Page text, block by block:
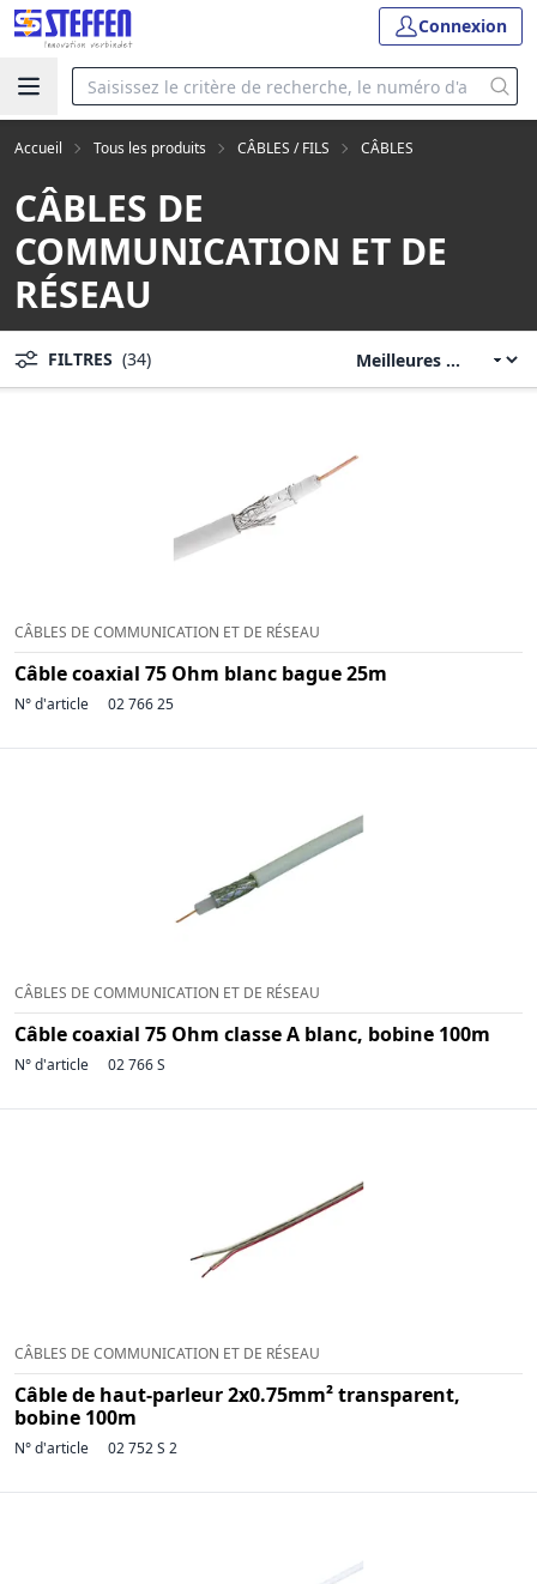
Connexion
Accueil Tous les produits CÂBLES / FILS CÂBLES
CÂBLES DE
COMMUNICATION ET DE
RÉSEAU
FILTRES (34)
CÂBLES DE COMMUNICATION ET DE RÉSEAU
Câble coaxial 75 Ohm blanc bague 25m
N° d'article 02 766 25
CÂBLES DE COMMUNICATION ET DE RÉSEAU
Câble coaxial 75 Ohm classe A blanc, bobine 100m
N° d'article 02 766 S
CÂBLES DE COMMUNICATION ET DE RÉSEAU
Câble de haut-parleur 2x0.75mm² transparent,
bobine 100m
N° d'article 02 752 S 2